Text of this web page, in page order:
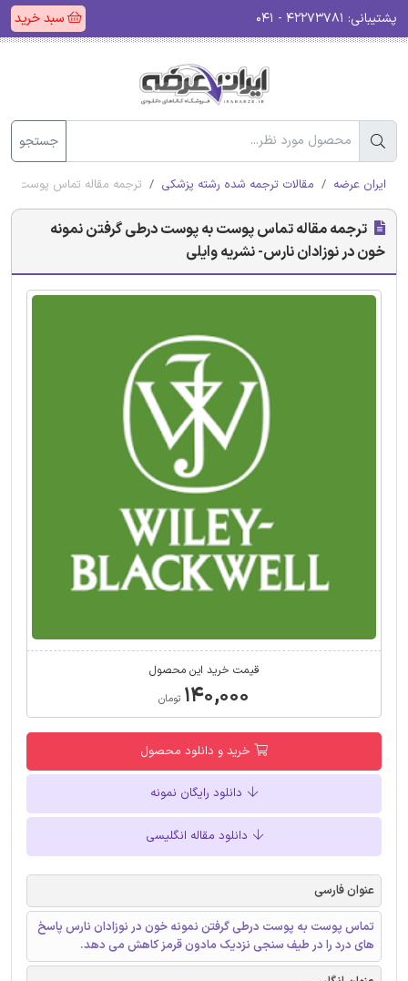
پشتیبانی: سبد خرید
جستجو
ایران عرضه مقالات ترجمه شده رشته پزشکی ترجمه مقاله تماس پوست به
ترجمه مقاله تماس پوست به پوست درطی گرفتن نمونه
خون در نوزادان نارس- نشریه وایلی
قیمت خرید این محصول
۱۴۰,۰۰۰ تومان
خرید و دانلود محصول
دانلود رایگان نمونه
دانلود مقاله انگلیسی
عنوان فارسی
تماس پوست به پوست درطی گرفتن نمونه خون در نوزادان نارس پاسخ
های درد را در طیف سنجی نزدیک مادون قرمز کاهش می دهد.